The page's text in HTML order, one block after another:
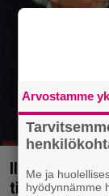
Illalla tv:ssä:
Arvostamme
Me ja
hyödynnämme